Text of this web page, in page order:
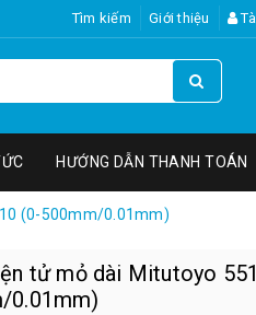
Tìm kiếm Giới thiệu
HƯỚNG DẪN THANH TOÁN
(0-500mm/0.01mm)
tử mỏ dài Mitutoyo
0.01mm)